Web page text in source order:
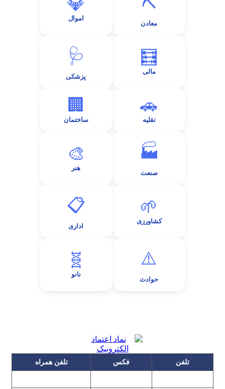
معادن
💎
اموال
🧮
مالی
🩺
پزشکی
🚗
نقلیه
🏢
ساختمان
🏭
صنعت
🎨
هنر
🌱
کشاورزی
📋
اداری
⚠️
حوادث
🧬
نانو
تلفن فکس تلفن همراه